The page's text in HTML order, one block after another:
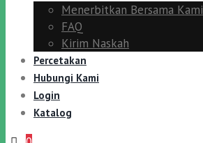
Menerbitkan Bersama Kami
FAQ
Kirim Naskah
Percetakan
Hubungi Kami
Login
Katalog